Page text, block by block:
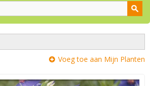
Voeg toe aan Mijn Planten